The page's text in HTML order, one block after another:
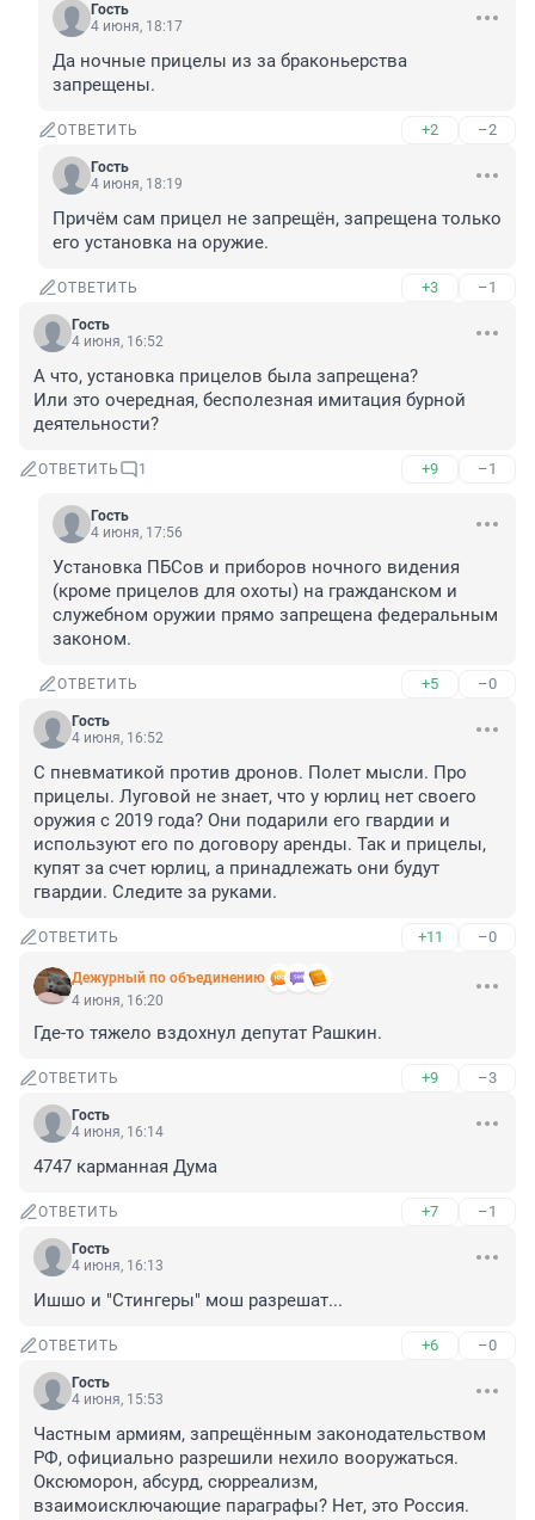
Гость
4 июня, 18:17
Да ночные прицелы из за браконьерства
запрещены.
ОТВЕТИТЬ +2 –2
Гость
4 июня, 18:19
Причём сам прицел не запрещён, запрещена только
его установка на оружие.
ОТВЕТИТЬ +3 –1
Гость
4 июня, 16:52
А что, установка прицелов была запрещена?
Или это очередная, бесполезная имитация бурной
деятельности?
ОТВЕТИТЬ 1 +9 –1
Гость
4 июня, 17:56
Установка ПБСов и приборов ночного видения
(кроме прицелов для охоты) на гражданском и
служебном оружии прямо запрещена федеральным
законом.
ОТВЕТИТЬ +5 –0
Гость
4 июня, 16:52
С пневматикой против дронов. Полет мысли. Про
прицелы. Луговой не знает, что у юрлиц нет своего
оружия с 2019 года? Они подарили его гвардии и
используют его по договору аренды. Так и прицелы,
купят за счет юрлиц, а принадлежать они будут
гвардии. Следите за руками.
ОТВЕТИТЬ +11 –0
Дежурный по объединению
4 июня, 16:20
Где-то тяжело вздохнул депутат Рашкин.
ОТВЕТИТЬ +9 –3
Гость
4 июня, 16:14
4747 карманная Дума
ОТВЕТИТЬ +7 –1
Гость
4 июня, 16:13
Ишшо и "Стингеры" мош разрешат...
ОТВЕТИТЬ +6 –0
Гость
4 июня, 15:53
Частным армиям, запрещённым законодательством
РФ, официально разрешили нехило вооружаться.
Оксюморон, абсурд, сюрреализм,
взаимоисключающие параграфы? Нет, это Россия.